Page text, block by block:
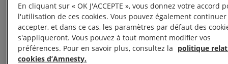
En cliquant sur « OK J'ACCEPTE », vous donnez votre accord
l'utilisation de ces cookies. Vous pouvez également
accepter, et dans ce cas, les paramètres par défaut des
s'appliqueront. Vous pouvez à tout moment modifier vos
préférences. Pour en savoir plus, consultez la politique
cookies d’Amnesty.